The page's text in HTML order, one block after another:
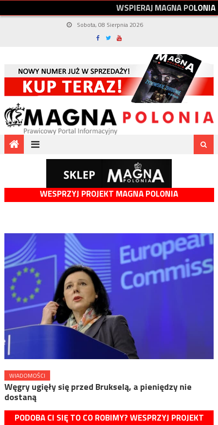
WSPIERAJMAGNAPOLONIA
Sobota, 08 Sierpnia 2026
WESPRZYJ PROJEKT MAGNA POLONIA
WIADOMOŚCI
Węgry ugięły się przed Brukselą, a pieniędzy nie
dostaną
PODOBA CI SIĘ TO CO ROBIMY? WESPRZYJ PROJEKT